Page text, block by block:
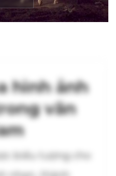
hình ảnh
văn
biểu tượng cho